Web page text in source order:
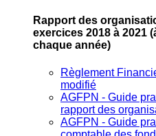
Rapport des
exercices 2018 à 2021
chaque année)
Règlement
modifié
AGFPN ‐ Guide
rapport des
AGFPN ‐ Guide